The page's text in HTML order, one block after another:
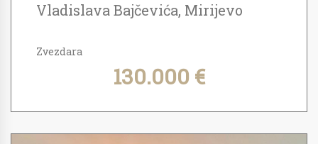
Vladislava Bajčevića, Mirijevo
Zvezdara
130.000 €